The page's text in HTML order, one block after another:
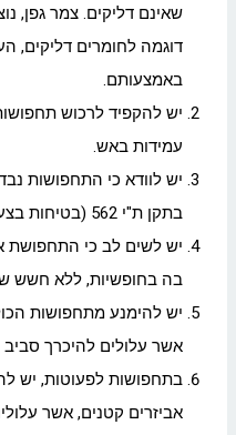
שאינם דליקים. צמר גפן,
דוגמה לחומרים דליקים,
באמצעותם.
יש להקפיד לרכוש
עמידות באש.
יש לוודא כי התחפושות
בתקן ת"י 562 (בטיחות בצעצועים).
יש לשים לב כי התחפושת
בה בחופשיות, ללא חשש
יש להימנע מתחפושות
אשר עלולים להיכרך סביב
בתחפושות לפעוטות, יש
אביזרים קטנים, אשר